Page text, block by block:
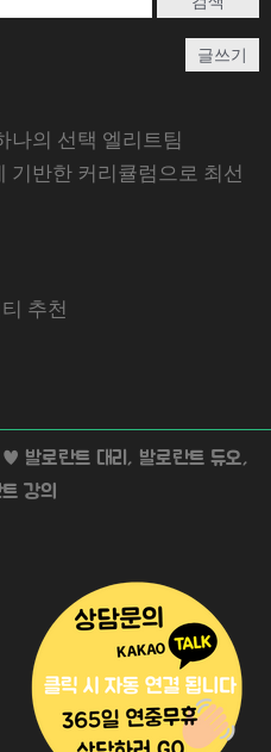
글쓰기
나의 선택 엘리트팀
기반한 커리큘럼으로 최선
추천
로란트 대리, 발로란트 듀오,
강의